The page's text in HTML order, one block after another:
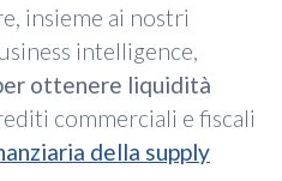
insieme ai nostri
intelligence,
ottenere liquidità
commerciali e fiscali
della supply